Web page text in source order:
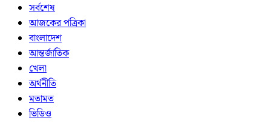
সর্বশেষ
আজকের পত্রিকা
বাংলাদেশ
আন্তর্জাতিক
খেলা
অর্থনীতি
মতামত
ভিডিও